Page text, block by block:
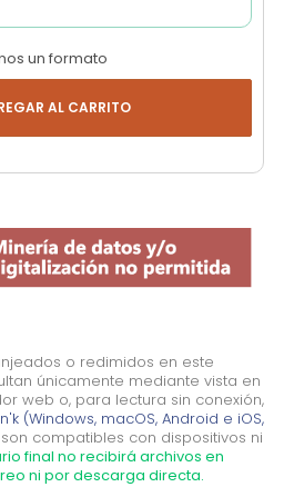
un formato
AL CARRITO
o redimidos en este
únicamente mediante vista en
web o, para lectura sin conexión,
(Windows, macOS, Android e iOS,
compatibles con dispositivos ni
final no recibirá archivos en
ni por descarga directa.